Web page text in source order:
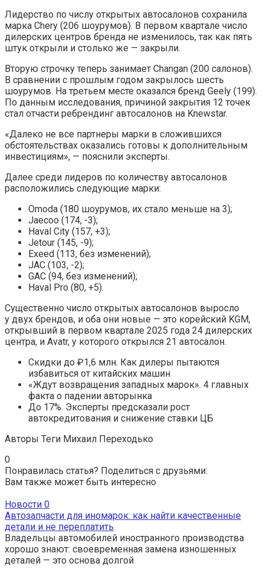
Лидерство по числу открытых автосалонов сохранила
марка Chery (206 шоурумов). В первом квартале число
дилерских центров бренда не изменилось, так как пять
штук открыли и столько же — закрыли.
Вторую строчку теперь занимает Changan (200 салонов).
В сравнении с прошлым годом закрылось шесть
шоурумов. На третьем месте оказался бренд Geely (199).
По данным исследования, причиной закрытия 12 точек
стал отчасти ребрендинг автосалонов на Knewstar.
«Далеко не все партнеры марки в сложившихся
обстоятельствах оказались готовы к дополнительным
инвестициям», — пояснили эксперты.
Далее среди лидеров по количеству автосалонов
расположились следующие марки:
Omoda (180 шоурумов, их стало меньше на 3);
Jaecoo (174, -3);
Haval City (157, +3);
Jetour (145, -9);
Exeed (113, без изменений);
JAC (103, -2);
GAC (94, без изменений);
Haval Pro (80, +5).
Существенно число открытых автосалонов выросло
у двух брендов, и оба они новые — это корейский KGM,
открывший в первом квартале 2025 года 24 дилерских
центра, и Avatr, у которого открылся 21 автосалон.
Скидки до ₽1,6 млн. Как дилеры пытаются
избавиться от китайских машин
«Ждут возвращения западных марок». 4 главных
факта о падении авторынка
До 17%. Эксперты предсказали рост
автокредитования и снижение ставки ЦБ
Авторы Теги Михаил Переходько
0
Понравилась статья? Поделиться с друзьями:
Вам также может быть интересно
Новости 0
Автозапчасти для иномарок: как найти качественные
детали и не переплатить
Владельцы автомобилей иностранного производства
хорошо знают: своевременная замена изношенных
деталей — это основа долгой